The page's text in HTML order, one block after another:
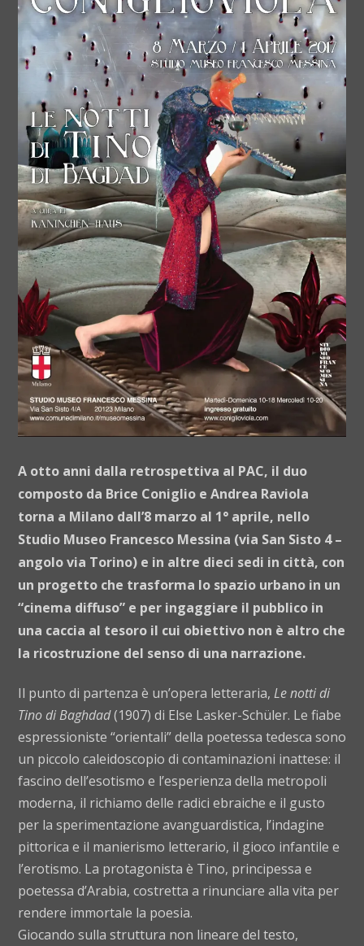
A otto anni dalla retrospettiva al PAC, il duo
composto da Brice Coniglio e Andrea Raviola
torna a Milano dall’8 marzo al 1° aprile, nello
Studio Museo Francesco Messina (via San Sisto 4 –
angolo via Torino) e in altre dieci sedi in città, con
un progetto che trasforma lo spazio urbano in un
“cinema diffuso” e per ingaggiare il pubblico in
una caccia al tesoro il cui obiettivo non è altro che
la ricostruzione del senso di una narrazione.
Il punto di partenza è un’opera letteraria, Le notti di
Tino di Baghdad(1907) di Else Lasker-Schüler. Le fiabe
espressioniste “orientali” della poetessa tedesca sono
un piccolo caleidoscopio di contaminazioni inattese: il
fascino dell’esotismo e l’esperienza della metropoli
moderna, il richiamo delle radici ebraiche e il gusto
per la sperimentazione avanguardistica, l’indagine
pittorica e il manierismo letterario, il gioco infantile e
l’erotismo. La protagonista è Tino, principessa e
poetessa d’Arabia, costretta a rinunciare alla vita per
rendere immortale la poesia.
Giocando sulla struttura non lineare del testo,